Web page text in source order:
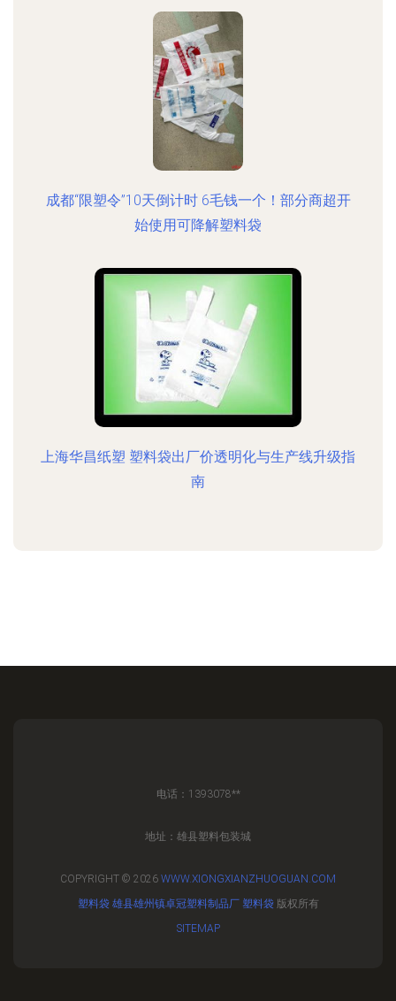
成都“限塑令”10天倒计时 6毛钱一个！部分商超开
始使用可降解塑料袋
上海华昌纸塑 塑料袋出厂价透明化与生产线升级指
南
电话：1393078**
地址：雄县塑料包装城
COPYRIGHT © 2026 WWW.XIONGXIANZHUOGUAN.COM
塑料袋 雄县雄州镇卓冠塑料制品厂 塑料袋版权所有
SITEMAP